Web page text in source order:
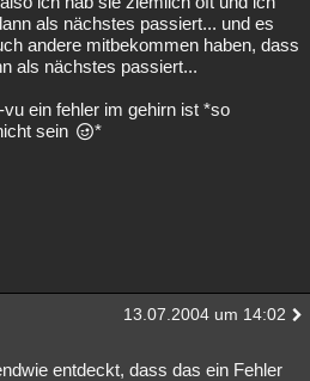
als nächstes passiert... und es
andere mitbekommen haben, dass
als nächstes passiert...
ein fehler im gehirn ist *so
sein
*
13.07.2004 um 14:02
entdeckt, dass das ein Fehler